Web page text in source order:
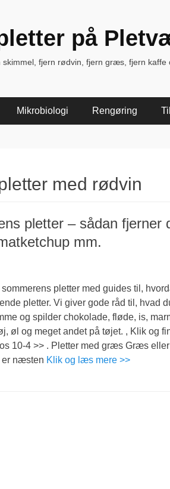
på
fjern rødvin, fjern græs, fjern kaffe
Mikrobiologi Rengøring
med rødvin
pletter – sådan fjerner
mm.
pletter med guides til,
pletter. Vi giver gode råd til, hvad
og spilder chokolade, fløde, is,
øl og meget andet på tøjet. , Klik og
10-4 >> . Pletter med græs Græs
er næsten Klik og læs mere >>